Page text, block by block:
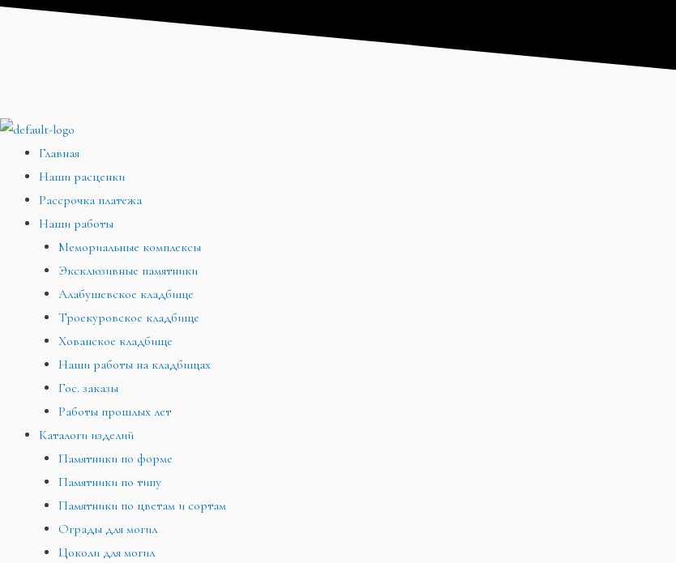
Перейти
Меню
Главная
Наши расценки
Рассрочка платежа
Наши работы
Мемориальные комплексы
Эксклюзивные памятники
Алабушевское кладбище
Троекуровское кладбище
Хованское кладбище
Наши работы на кладбищах
Гос. заказы
Работы прошлых лет
Каталоги изделий
Памятники по форме
Памятники по типу
Памятники по цветам и сортам
Ограды для могил
Цоколи для могил
Меню
Меню